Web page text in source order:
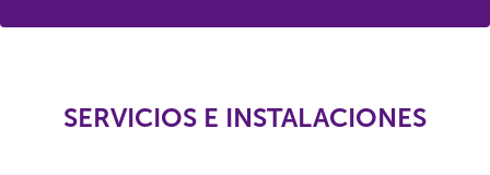
SERVICIOS E INSTALACIONES